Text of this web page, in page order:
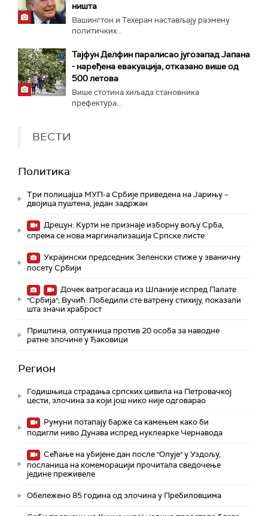
ништа
Вашингтон и Техеран настављају размену
политичких...
Тајфун Делфин паралисао југозапад Јапана
- наређена евакуација, отказано више од
500 летова
Више стотина хиљада становника
префектура...
ВЕСТИ
Политика
Три полицајца МУП-а Србије приведена на Јарињу –
двојица пуштена, један задржан
Дрецун: Курти не признаје изборну вољу Срба,
спрема се нова маргинализација Српске листе
Украјински председник Зеленски стиже у званичну
посету Србији
Дочек ватрогасаца из Шпаније испред Палате
"Србија"; Вучић: Победили сте ватрену стихију, показали
шта значи храброст
Приштина, оптужница против 20 особа за наводне
ратне злочине у Ђаковици
Регион
Годишњица страдања српских цивила на Петровачкој
цести, злочина за који још нико није одговарао
Румуни потапају барже са камењем како би
подигли ниво Дунава испред нуклеарке Чернавода
Сећање на убијене дан после "Олује" у Уздољу,
посланица на комеморацији прочитала сведочење
једине преживеле
Обележено 85 година од злочина у Пребиловцима